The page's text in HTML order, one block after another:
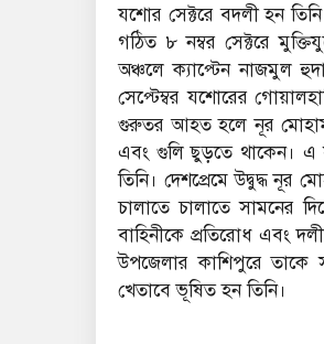
যশোর সেক্টরে বদলী হন
গঠিত ৮ নম্বর সেক্টরে
অঞ্চলে ক্যাপ্টেন নাজমুল
সেপ্টেম্বর যশোরের
গুরুতর আহত হলে নূর
এবং গুলি ছুড়তে থাকেন। এ
তিনি। দেশপ্রেমে উদ্বুদ্ধ
চালাতে চালাতে সামনের
বাহিনীকে প্রতিরোধ এবং
উপজেলার কাশিপুরে তাকে
খেতাবে ভূষিত হন তিনি।